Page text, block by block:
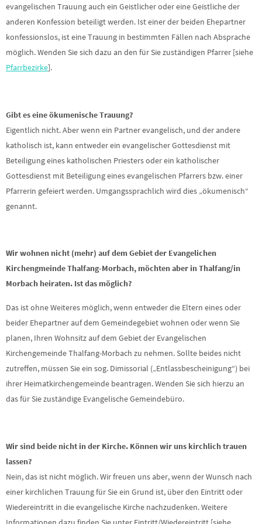
evangelischen Trauung auch ein Geistlicher oder eine Geistliche der
anderen Konfession beteiligt werden. Ist einer der beiden Ehepartner
konfessionslos, ist eine Trauung in bestimmten Fällen nach Absprache
möglich. Wenden Sie sich dazu an den für Sie zuständigen Pfarrer [siehe
Pfarrbezirke].
Gibt es eine ökumenische Trauung?
Eigentlich nicht. Aber wenn ein Partner evangelisch, und der andere
katholisch ist, kann entweder ein evangelischer Gottesdienst mit
Beteiligung eines katholischen Priesters oder ein katholischer
Gottesdienst mit Beteiligung eines evangelischen Pfarrers bzw. einer
Pfarrerin gefeiert werden. Umgangssprachlich wird dies „ökumenisch“
genannt.
Wir wohnen nicht (mehr) auf dem Gebiet der Evangelichen
Kirchengmeinde Thalfang-Morbach, möchten aber in Thalfang/in
Morbach heiraten. Ist das möglich?
Das ist ohne Weiteres möglich, wenn entweder die Eltern eines oder
beider Ehepartner auf dem Gemeindegebiet wohnen oder wenn Sie
planen, Ihren Wohnsitz auf dem Gebiet der Evangelischen
Kirchengemeinde Thalfang-Morbach zu nehmen. Sollte beides nicht
zutreffen, müssen Sie ein sog. Dimissorial („Entlassbescheinigung“) bei
ihrer Heimatkirchengemeinde beantragen. Wenden Sie sich hierzu an
das für Sie zuständige Evangelische Gemeindebüro.
Wir sind beide nicht in der Kirche. Können wir uns kirchlich trauen
lassen?
Nein, das ist nicht möglich. Wir freuen uns aber, wenn der Wunsch nach
einer kirchlichen Trauung für Sie ein Grund ist, über den Eintritt oder
Wiedereintritt in die evangelische Kirche nachzudenken. Weitere